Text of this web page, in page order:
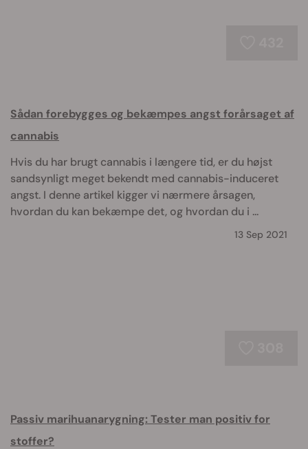
Sådan forebygges og bekæmpes angst forårsaget af
cannabis
Hvis du har brugt cannabis i længere tid, er du højst
sandsynligt meget bekendt med cannabis-induceret
angst. I denne artikel kigger vi nærmere årsagen,
hvordan du kan bekæmpe det, og hvordan du i ...
13 Sep 2021
Passiv marihuanarygning: Tester man positiv for
stoffer?